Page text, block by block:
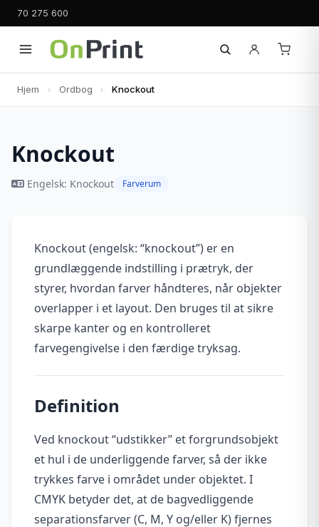
70 275 600
Hjem Ordbog Knockout
Knockout
Engelsk: Knockout Farverum
Knockout (engelsk: “knockout”) er en
grundlæggende indstilling i prætryk, der
styrer, hvordan farver håndteres, når objekter
overlapper i et layout. Den bruges til at sikre
skarpe kanter og en kontrolleret
farvegengivelse i den færdige tryksag.
Definition
Ved knockout “udstikker” et forgrundsobjekt
et hul i de underliggende farver, så der ikke
trykkes farve i området under objektet. I
CMYK betyder det, at de bagvedliggende
separationsfarver (C, M, Y og/eller K) fjernes